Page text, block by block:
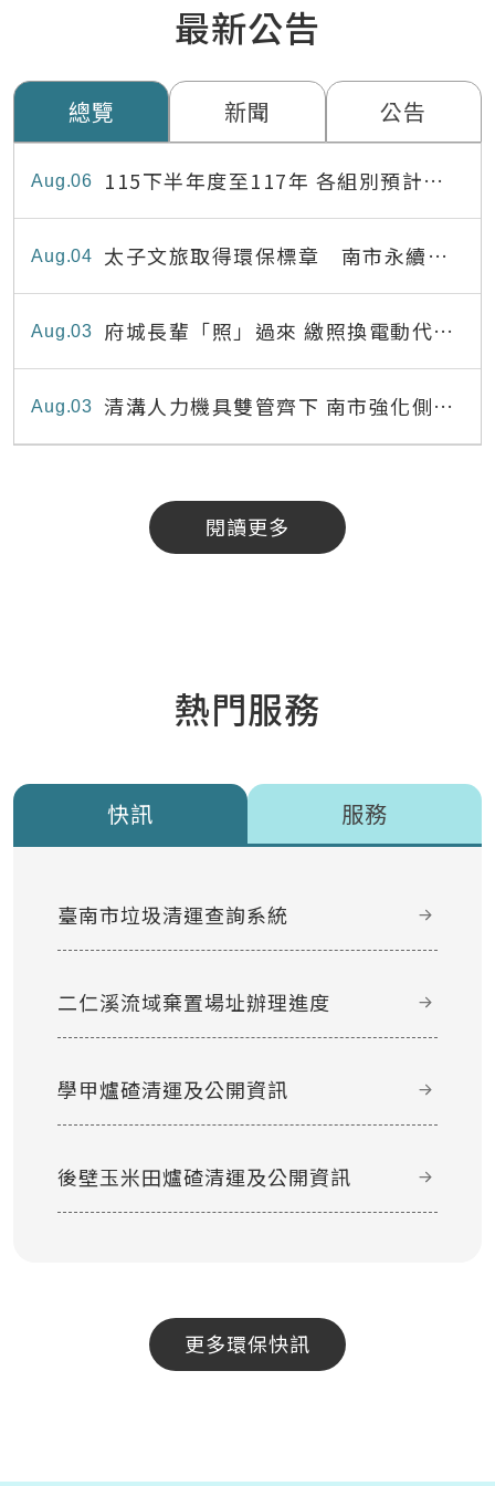
最新公告
總覽 新聞 公告
06
Aug
115下半年度至117年 各組別預計出
缺員額表
04
Aug
太子文旅取得環保標章 南市永續旅
宿達22家
03
Aug
府城長輩「照」過來 繳照換電動代步
最高補助8,000元
03
Aug
清溝人力機具雙管齊下 南市強化側溝
清疏效能
閱讀更多
熱門服務
快訊 服務
臺南市垃圾清運查詢系統
二仁溪流域棄置場址辦理進度
學甲爐碴清運及公開資訊
後壁玉米田爐碴清運及公開資訊
更多環保快訊